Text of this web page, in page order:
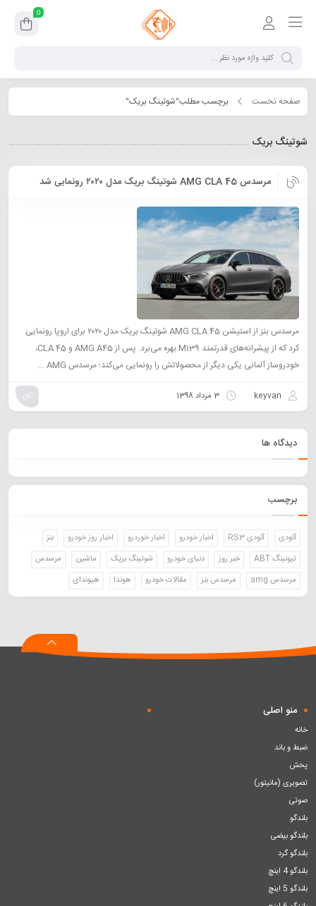
0
صفحه نخست برچسب مطلب"شوتینگ بریک"
شوتینگ بریک
مرسدس AMG CLA 45 شوتینگ بریک مدل ۲۰۲۰ رونمایی شد
مرسدس بنز از استیشن AMG CLA 45 شوتینگ بریک مدل ۲۰۲۰ برای اروپا رونمایی
کرد که از پیشرانه‌های قدرتمند M139 بهره می‌برد. پس از AMG A45 و CLA 45،
خودروساز آلمانی یکی دیگر از محصولاتش را رونمایی می‌کند؛ مرسدس AMG ...
keyvan 3 مرداد 1398
دیدگاه ها
برچسب
آئودی آئودی RS3 اخبار خودرو اخبار خوردرو اخبار روز خودرو
بنز
تیونینگ ABT
خبر روز دنیای خودرو شوتینگ بریک ماشین
مرسدس
مرسدس amg
مرسدس بنز مقالات خودرو هوندا هیوندای
منو اصلی
خانه
ضبط و باند
پخش
تصویری (مانیتور)
صوتی
بلندگو
بلندگو بیضی
بلندگو گرد
بلندگو 4 اینچ
بلندگو 5 اینچ